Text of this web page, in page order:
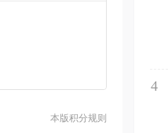
本版积分规则
4